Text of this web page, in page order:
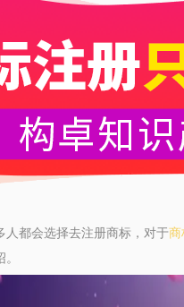
人都会选择去注册商标，对于商